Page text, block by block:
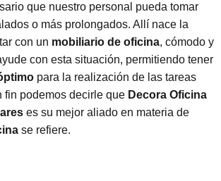
que nuestro personal pueda tomar
o más prolongados. Allí nace la
con un mobiliario de oficina, cómodo y
con esta situación, permitiendo tener
para la realización de las tareas
fin podemos decirle que Decora Oficina
es su mejor aliado en materia de
se refiere.